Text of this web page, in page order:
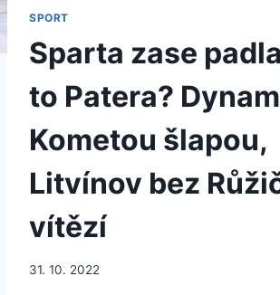
SPORT
Sparta zase
to Patera?
Kometou šlapou,
Litvínov bez
vítězí
31. 10. 2022